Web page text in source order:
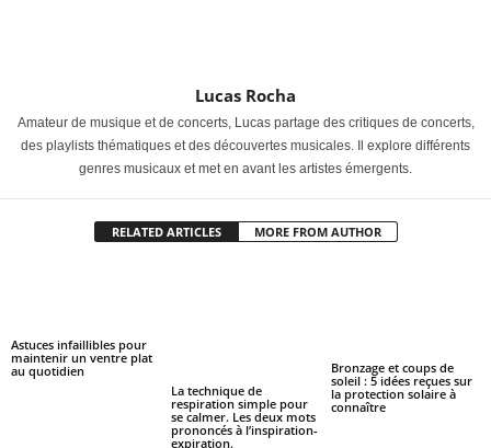
Lucas Rocha
Amateur de musique et de concerts, Lucas partage des critiques de concerts,
des playlists thématiques et des découvertes musicales. Il explore différents
genres musicaux et met en avant les artistes émergents.
RELATED ARTICLES MORE FROM AUTHOR
Astuces infaillibles pour
maintenir un ventre plat
au quotidien
La technique de
respiration simple pour
se calmer. Les deux mots
prononcés à l’inspiration-
expiration.
Bronzage et coups de
soleil : 5 idées reçues sur
la protection solaire à
connaître